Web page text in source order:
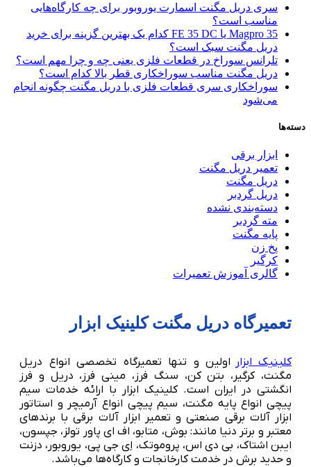
سری دریل مگنت اسمارت یوروبور برای چه کارگاه‌هایی
مناسب است؟
Magpro 35 یا FE 35 DC کدام‌ یک بهترین گزینه برای خرید
دریل مگنت سبک است؟
تلرانس سوراخ در قطعات فلزی یعنی چه و چرا مهم است؟
دریل مگنت مناسب سوراخکاری قطر بالا کدام است؟
سوراخکاری سری قطعات فلزی با دریل مگنت چگونه انجام
می‌شود
دسته‌ها
ابزار برقی
تعمیر دریل مگنت
دریل مگنت
دریل گردبر
دسته‌بندی نشده
مته گردبر
پایه مگنت
پخ زن
کرگیر
گالری آموزش تعمیرات
تعمیرگاه دریل مگنت کلینیک ابزار
کلینیک ابزار اولین و تنها تعمیرگاه تخصصی انواع دریل
مگنت، کرگیر، بتن کن، سنگ فرز، مینی فرز، دریل و فرز
انگشتی در ایران است. کلینیک ابزار با ارائه خدمات سیم
پیچی انواع پایه مگنت، سیم پیچی انواع آرمیچر و استاتور
ابزار آلات برقی صنعتی و تعمیر ابزار آلات برقی با برندهای
معتبر و برتر دنیا مانند: بوش، متابو، اف ای پاور تولز، جپسون،
ایبن اشتاک، بی دی اس، پروموتک، اِی جی پی، یوروبور، دزنت
و حدید برش در خدمت کارخانجات و کارگاه‌ها می‌باشد.